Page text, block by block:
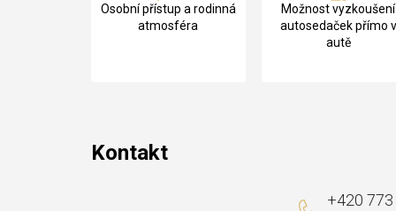
Osobní přístup a rodinná
atmosféra
Možnost vyzkoušení
autosedaček přímo v
autě
Kontakt
+420